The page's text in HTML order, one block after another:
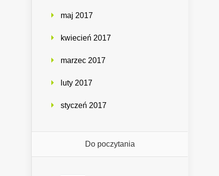
maj 2017
kwiecień 2017
marzec 2017
luty 2017
styczeń 2017
Do poczytania